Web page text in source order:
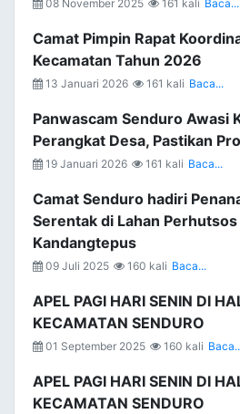
08 November 2025 161 kali Baca...
Camat Pimpin Rapat
Kecamatan Tahun 2026
13 Januari 2026 161 kali Baca...
Panwascam Senduro Awasi
Perangkat Desa, Pastikan
19 Januari 2026 161 kali Baca...
Camat Senduro hadiri
Serentak di Lahan
Kandangtepus
09 Juli 2025 160 kali Baca...
APEL PAGI HARI SENIN DI
KECAMATAN SENDURO
01 September 2025 160 kali
APEL PAGI HARI SENIN DI
KECAMATAN SENDURO